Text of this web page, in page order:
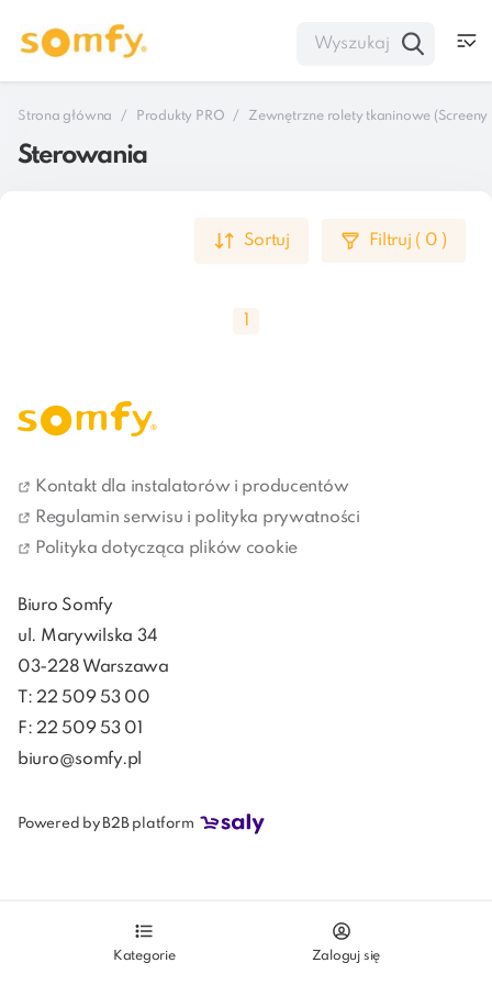
Kategorie Zaloguj się
Strona główna Produkty PRO Zewnętrzne rolety tkaninowe (Screeny
Sterowania
Sortuj Filtruj ( 0 )
to pierwszy krok w stronę uczynienia życia w domu
przyjemniejszym i wygodniejszym. Jeśli podłączysz je
do inteligentnego systemu zarządzania domem,
będziesz zawsze czuć się komfortowo w swoim domu,
Kontakt dla instalatorów i producentów
Regulamin serwisu i polityka prywatności
Polityka dotycząca plików cookie
Biuro Somfy
ul. Marywilska 34
03-228 Warszawa
T: 22 509 53 00
F: 22 509 53 01
biuro@somfy.pl
Powered by B2B platform